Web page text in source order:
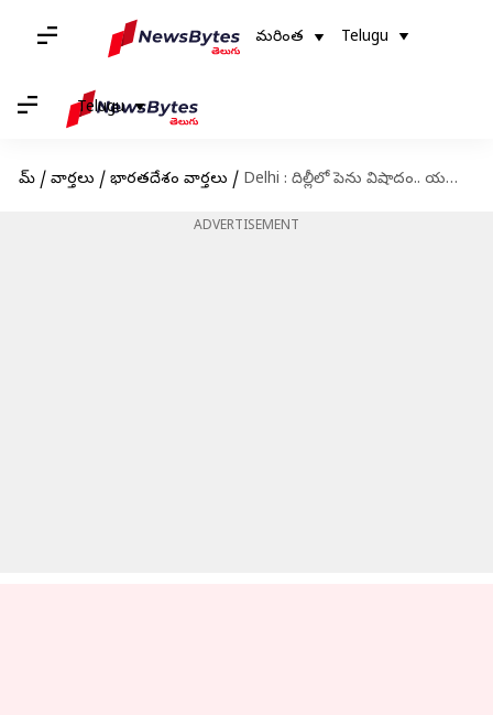
మరింత Telugu
Telugu
హోమ్ / వార్తలు / భారతదేశం వార్తలు / Delhi : దిల్లీలో పెను విషాదం.. యమునా నదిలో మునిగి నలుగురు విద్యార్థులు మృతి
ADVERTISEMENT